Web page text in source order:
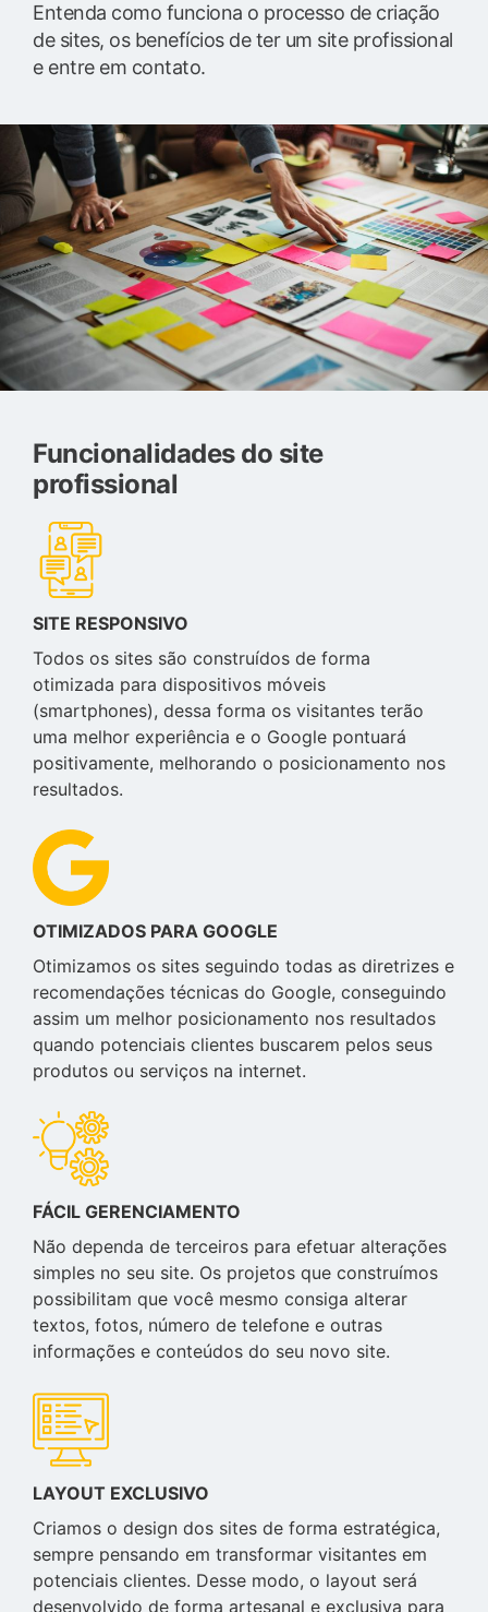
Entenda como funciona o processo de criação
de sites, os benefícios de ter um site profissional
e entre em contato.
Funcionalidades do site
profissional
SITE RESPONSIVO
Todos os sites são construídos de forma
otimizada para dispositivos móveis
(smartphones), dessa forma os visitantes terão
uma melhor experiência e o Google pontuará
positivamente, melhorando o posicionamento nos
resultados.
OTIMIZADOS PARA GOOGLE
Otimizamos os sites seguindo todas as diretrizes e
recomendações técnicas do Google, conseguindo
assim um melhor posicionamento nos resultados
quando potenciais clientes buscarem pelos seus
produtos ou serviços na internet.
FÁCIL GERENCIAMENTO
Não dependa de terceiros para efetuar alterações
simples no seu site. Os projetos que construímos
possibilitam que você mesmo consiga alterar
textos, fotos, número de telefone e outras
informações e conteúdos do seu novo site.
LAYOUT EXCLUSIVO
Criamos o design dos sites de forma estratégica,
sempre pensando em transformar visitantes em
potenciais clientes. Desse modo, o layout será
desenvolvido de forma artesanal e exclusiva para